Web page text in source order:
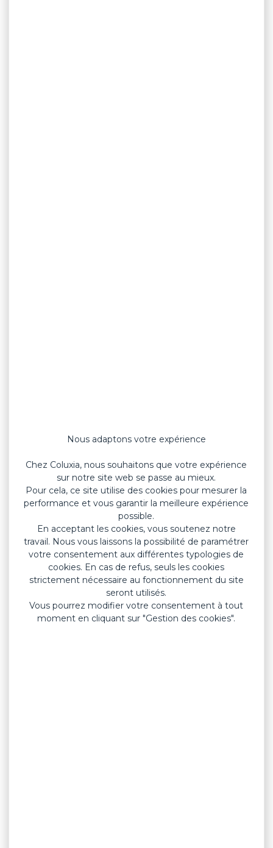
Nous adaptons votre expérience
Chez Coluxia, nous souhaitons que votre expérience
sur notre site web se passe au mieux.
Pour cela, ce site utilise des cookies pour mesurer la
performance et vous garantir la meilleure expérience
possible.
En acceptant les cookies, vous soutenez notre
travail. Nous vous laissons la possibilité de paramétrer
votre consentement aux différentes typologies de
cookies. En cas de refus, seuls les cookies
strictement nécessaire au fonctionnement du site
seront utilisés.
Vous pourrez modifier votre consentement à tout
moment en cliquant sur "Gestion des cookies".